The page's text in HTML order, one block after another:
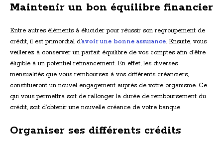
Maintenir un bon équilibre financier
Entre autres éléments à élucider pour réussir son regroupement de
crédit, il est primordial d’avoir une bonne assurance. Ensuite, vous
veillerez à conserver un parfait équilibre de vos comptes afin d’être
éligible à un potentiel refinancement. En effet, les diverses
mensualités que vous remboursez à vos différents créanciers,
constitueront un nouvel engagement auprès de votre organisme. Ce
qui vous permettra soit de rallonger la durée de remboursement du
crédit, soit d’obtenir une nouvelle créance de votre banque.
Organiser ses différents crédits